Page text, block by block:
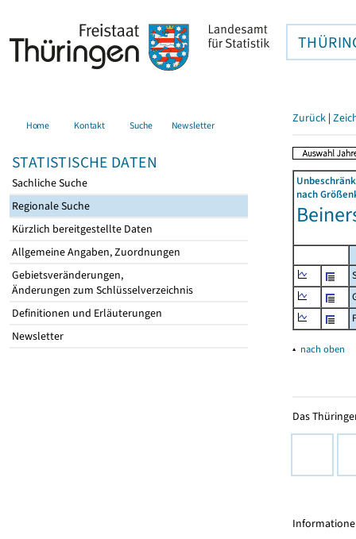
Home Kontakt Suche Newsletter
STATISTISCHE DATEN
Sachliche Suche
Regionale Suche
Kürzlich bereitgestellte Daten
Allgemeine Angaben, Zuordnungen
Gebietsveränderungen,
Änderungen zum Schlüsselverzeichnis
Definitionen und Erläuterungen
Newsletter
Zurück |
nach
▴ nach oben
Das